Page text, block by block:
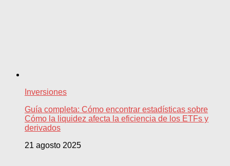
Inversiones
Guía completa: Cómo encontrar estadísticas sobre
Cómo la liquidez afecta la eficiencia de los ETFs y
derivados
21 agosto 2025